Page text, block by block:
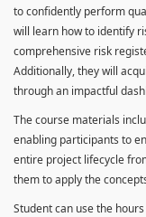
to confidently perform
will learn how to identify
comprehensive risk
Additionally, they will
through an impactful
The course materials
enabling participants to
entire project lifecycle
them to apply the
Student can use the